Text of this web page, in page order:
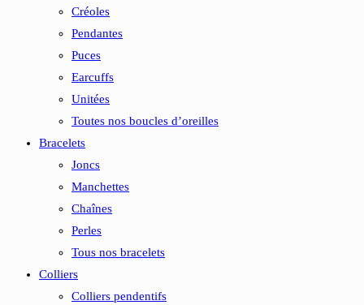
Créoles
Pendantes
Puces
Earcuffs
Unitées
Toutes nos boucles d’oreilles
Bracelets
Joncs
Manchettes
Chaînes
Perles
Tous nos bracelets
Colliers
Colliers pendentifs